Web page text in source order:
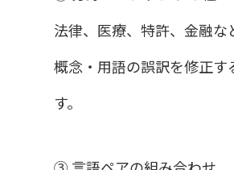
法律、医療、特許、金融
概念・用語の誤訳を修正
す。